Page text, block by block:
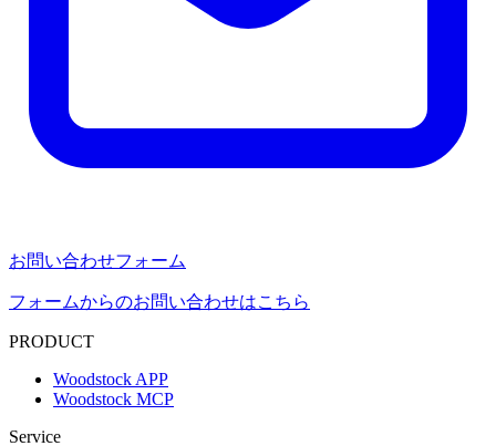
お問い合わせフォーム
フォームからのお問い合わせはこちら
PRODUCT
Woodstock APP
Woodstock MCP
Service